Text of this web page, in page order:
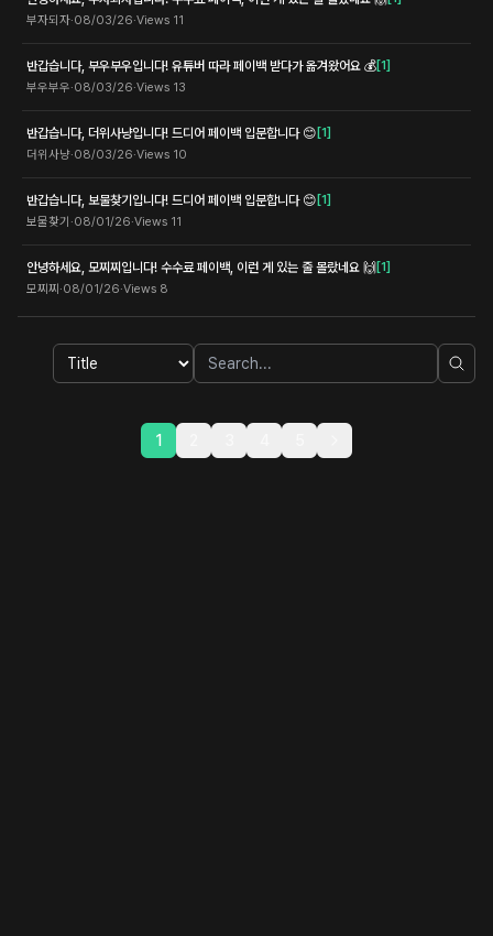
부자되자·08/03/26·Views 11
반갑습니다, 부우부우입니다! 유튜버 따라 페이백 받다가 옮겨왔어요 💰[1]
부우부우·08/03/26·Views 13
반갑습니다, 더위사냥입니다! 드디어 페이백 입문합니다 😊 [1]
더위사냥·08/03/26·Views 10
반갑습니다, 보물찾기입니다! 드디어 페이백 입문합니다 😊 [1]
보물찾기 ·08/01/26·Views 11
안녕하세요, 모찌찌입니다! 수수료 페이백, 이런 게 있는 줄 몰랐네요 🙌 [1]
모찌찌·08/01/26·Views 8
1